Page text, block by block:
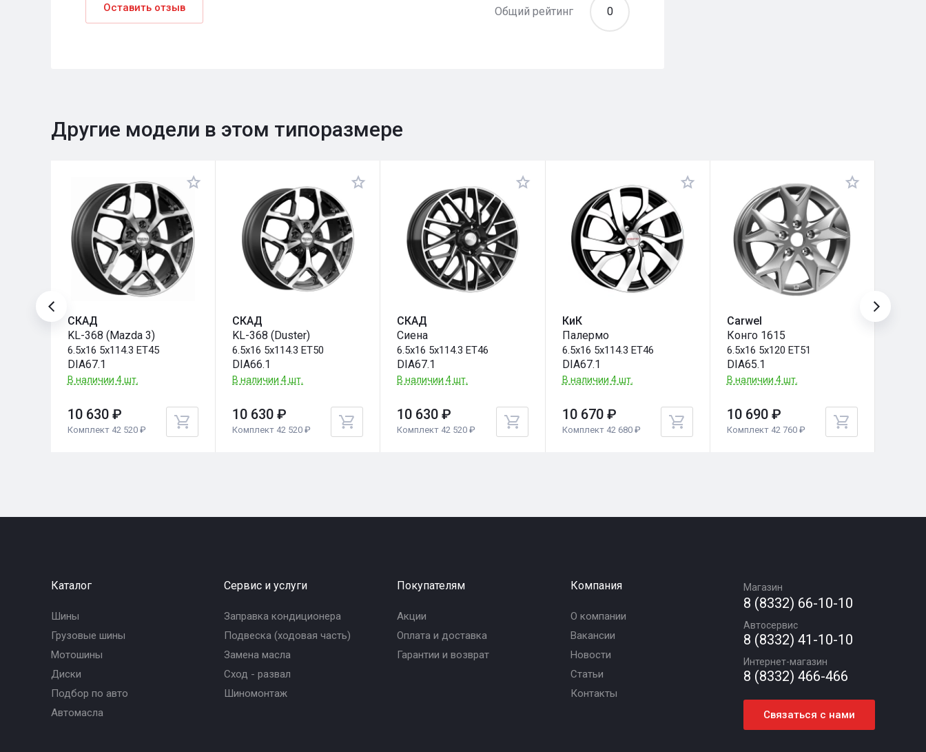
Оставить отзыв Общий рейтинг 0
Другие модели в этом типоразмере
СКАД
KL-368 (Mazda 3)
6.5x16 5x114.3 ET45
DIA67.1
В наличии 4 шт.
10 630 ₽
Комплект 42 520 ₽
СКАД
KL-368 (Duster)
6.5x16 5x114.3 ET50
DIA66.1
В наличии 4 шт.
10 630 ₽
Комплект 42 520 ₽
СКАД
Сиена
6.5x16 5x114.3 ET46
DIA67.1
В наличии 4 шт.
10 630 ₽
Комплект 42 520 ₽
КиК
Палермо
6.5x16 5x114.3 ET46
DIA67.1
В наличии 4 шт.
10 670 ₽
Комплект 42 680 ₽
Carwel
Конго 1615
6.5x16 5x120 ET51
DIA65.1
В наличии 4 шт.
10 690 ₽
Комплект 42 760 ₽
Каталог
Шины
Грузовые шины
Мотошины
Диски
Подбор по авто
Автомасла
Сервис и услуги
Заправка кондиционера
Подвеска (ходовая часть)
Замена масла
Сход - развал
Шиномонтаж
Покупателям
Акции
Оплата и доставка
Гарантии и возврат
Компания
О компании
Вакансии
Новости
Статьи
Контакты
Магазин
8 (8332) 66-10-10
Автосервис
8 (8332) 41-10-10
Интернет-магазин
8 (8332) 466-466
Связаться с нами